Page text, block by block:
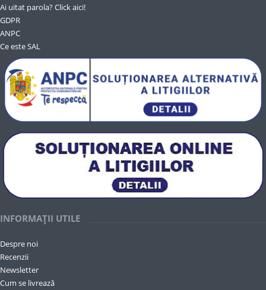
Ai uitat parola? Click aici!
GDPR
ANPC
Ce este SAL
INFORMAȚII UTILE
Despre noi
Recenzii
Newsletter
Cum se livrează